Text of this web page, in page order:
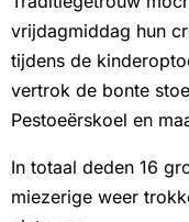
vrijdagmiddag hun
tijdens de
vertrok de bonte
Pestoeërskoel en
In totaal deden 16
miezerige weer